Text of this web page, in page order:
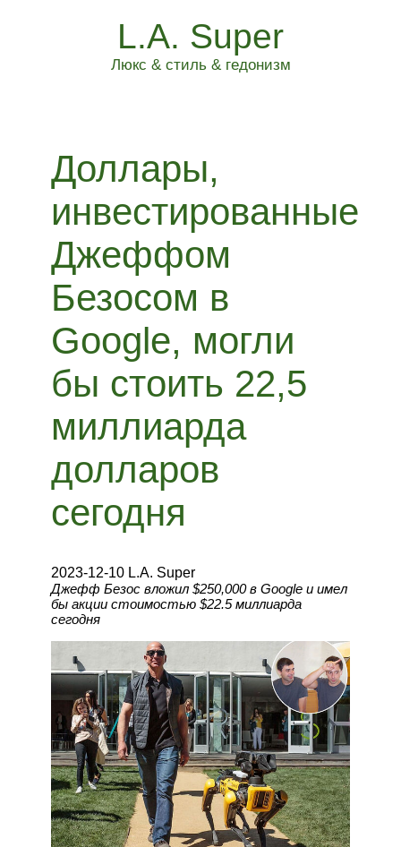
L.A. Super
Люкс & стиль & гедонизм
Доллары,
инвестированные
Джеффом
Безосом в
Google, могли
бы стоить 22,5
миллиарда
долларов
сегодня
2023-12-10 L.A. Super
Джефф Безос вложил $250,000 в Google и имел
бы акции стоимостью $22.5 миллиарда
сегодня